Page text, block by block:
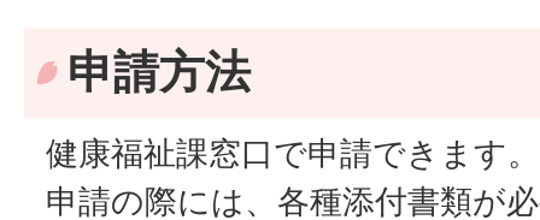
申請方法
健康福祉課窓口で申請できます。
申請の際には、各種添付書類が